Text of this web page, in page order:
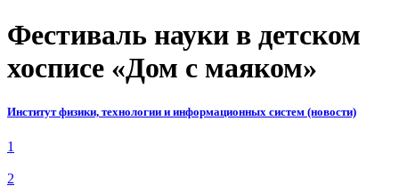
Фестиваль науки в детском
хосписе «Дом с маяком»
Институт физики, технологии и информационных систем (новости)
1
2